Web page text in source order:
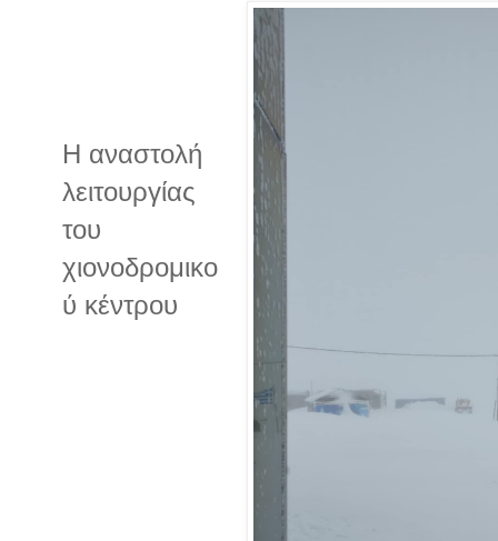
Η αναστολή
λειτουργίας
του
χιονοδρομικο
ύ κέντρου